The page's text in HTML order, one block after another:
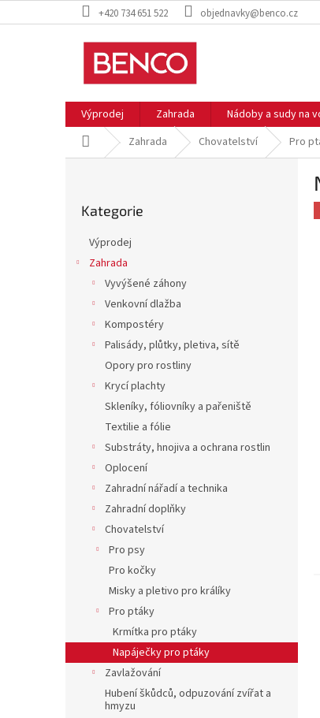
na
+420 734 651 522 objednavky@benco.cz
Výprodej Zahrada Nádoby a sudy na
Domů Zahrada Chovatelství Pro
kategorie
Kategorie
Výprodej
Zahrada
Vyvýšené záhony
Venkovní dlažba
Kompostéry
Palisády, plůtky, pletiva, sítě
Opory pro rostliny
Krycí plachty
Skleníky, fóliovníky a pařeniště
Textilie a fólie
Substráty, hnojiva a ochrana rostlin
Oplocení
Zahradní nářadí a technika
Zahradní doplňky
Chovatelství
Pro psy
Pro kočky
Misky a pletivo pro králíky
Pro ptáky
Krmítka pro ptáky
Napáječky pro ptáky
Zavlažování
Hubení škůdců, odpuzování zvířat a
hmyzu